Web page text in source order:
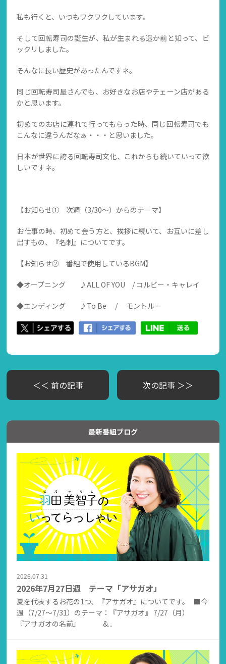
私も行くと、いつもワクワクしています。
そして回転寿司の誕生が、私が生まれる遥か前と知って、ビ
ックリしました。
そんなに長い歴史があったんですネ。
同じ回転寿司屋さんでも、お好きなお店やチェーン店がある
かと思います。
初めてのお店に連れて行ってもらった時、同じ回転寿司でも
こんなに違うんだなぁ・・・と思いました。
日本が世界に誇る回転寿司文化、これからも続いていって欲
しいですネ。
【お知らせ① 次週（3/30～）からのテーマ】
お仕事の時、初めて会う方と、挨拶に続いて、お互いに差し
出すもの、『名刺』についてです。
【お知らせ② 番組で使用しているBGM】
◆オープニング ♪ALL OF YOU / コルビー・キャレイ
◆エンディング ♪To Be / モントルー
＜＜ 前の記事 次の記事 ＞＞
最新番組ブログ
2026.07.31
2026年7月27日週 テーマ「アサガオ」
夏を代表するお花の1つ、『アサガオ』についてです。 ■今
週（7/27～7/31）のテーマ：『アサガオ』 7/27（月）
『アサガオの名前』 &...